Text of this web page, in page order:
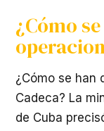
¿Cómo
¿Cómo se han
Cadeca? La
de Cuba